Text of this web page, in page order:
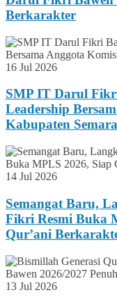
Berkarakter
16 Jul 2026
SMP IT Darul
Leadership
Kabupaten
14 Jul 2026
Semangat Baru,
Fikri Resmi Buka
Qur’ani
13 Jul 2026